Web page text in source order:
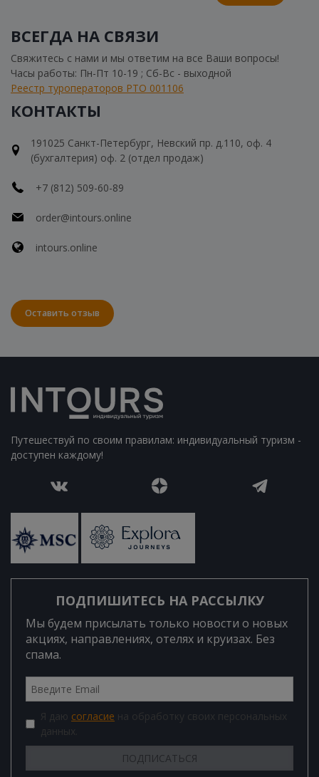
ВСЕГДА НА СВЯЗИ
Свяжитесь с нами и мы ответим на все Ваши вопросы!
Часы работы: Пн-Пт 10-19 ; Сб-Вс - выходной
Реестр туроператоров РТО 001106
КОНТАКТЫ
191025 Санкт-Петербург, Невский пр. д.110, оф. 4
(бухгалтерия) оф. 2 (отдел продаж)
+7 (812) 509-60-89
order@intours.online
intours.online
Оставить отзыв
Путешествуй по своим правилам: индивидуальный туризм -
доступен каждому!
ПОДПИШИТЕСЬ НА РАССЫЛКУ
Мы будем присылать только новости о новых
акциях, направлениях, отелях и круизах. Без
спама.
Я даю согласие на обработку своих персональных
данных.